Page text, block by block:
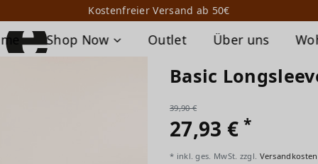
Kostenfreier Versand ab 50€
Shop Now Outlet Über uns
Basic
39,90 €
27,93 €*
* inkl. ges. MwSt. zzgl. Versandkosten